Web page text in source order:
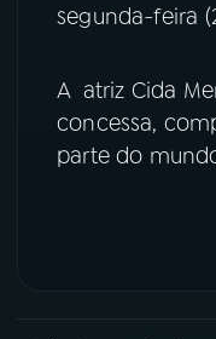
YouTube
Instagram
segunda-feira
A atriz Cida
concessa,
parte do